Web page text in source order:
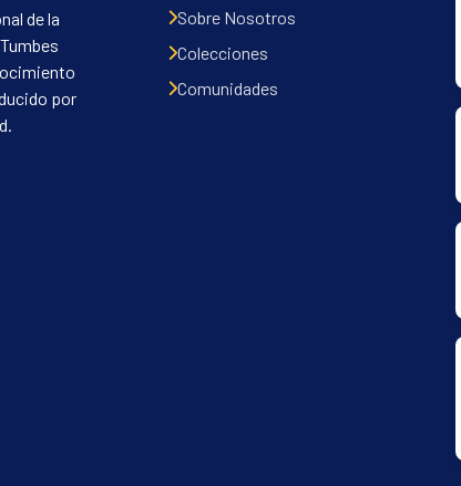
de la
por
Sobre Nosotros
Colecciones
Comunidades